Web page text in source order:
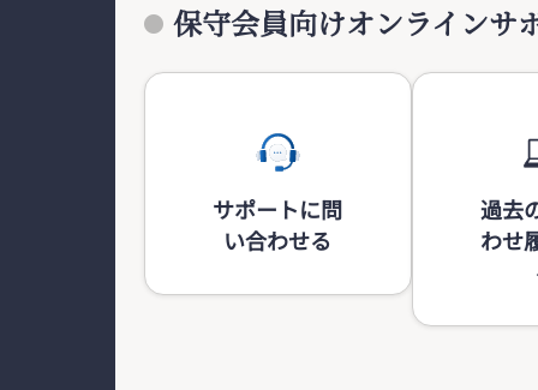
保守会員向けオンラインサ
サポートに問
い合わせる
過去
わせ